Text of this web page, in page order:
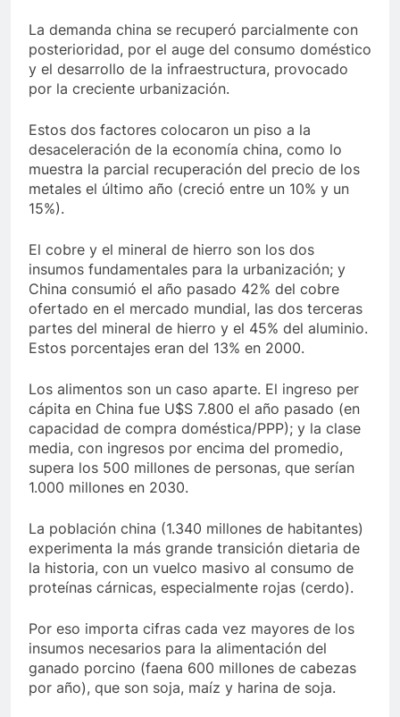
La demanda china se recuperó parcialmente con
posterioridad, por el auge del consumo doméstico
y el desarrollo de la infraestructura, provocado
por la creciente urbanización.
Estos dos factores colocaron un piso a la
desaceleración de la economía china, como lo
muestra la parcial recuperación del precio de los
metales el último año (creció entre un 10% y un
15%).
El cobre y el mineral de hierro son los dos
insumos fundamentales para la urbanización; y
China consumió el año pasado 42% del cobre
ofertado en el mercado mundial, las dos terceras
partes del mineral de hierro y el 45% del aluminio.
Estos porcentajes eran del 13% en 2000.
Los alimentos son un caso aparte. El ingreso per
cápita en China fue U$S 7.800 el año pasado (en
capacidad de compra doméstica/PPP); y la clase
media, con ingresos por encima del promedio,
supera los 500 millones de personas, que serían
1.000 millones en 2030.
La población china (1.340 millones de habitantes)
experimenta la más grande transición dietaria de
la historia, con un vuelco masivo al consumo de
proteínas cárnicas, especialmente rojas (cerdo).
Por eso importa cifras cada vez mayores de los
insumos necesarios para la alimentación del
ganado porcino (faena 600 millones de cabezas
por año), que son soja, maíz y harina de soja.